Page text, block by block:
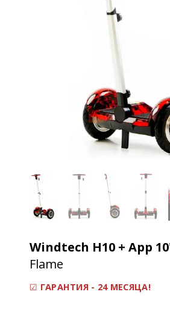
Windtech H10 + App
Flame
☑ ГАРАНТИЯ - 24 МЕСЯЦА!